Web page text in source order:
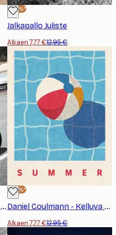
-40%*
Jalkapallo Juliste
Alkaen 7,77 €12,95 €
Urheiluauto Rannikkotiellä Juliste
-40%*
Daniel Coulmann - Kelluva Rantapallo Kesä Juliste
Alkaen 7,77 €12,95 €